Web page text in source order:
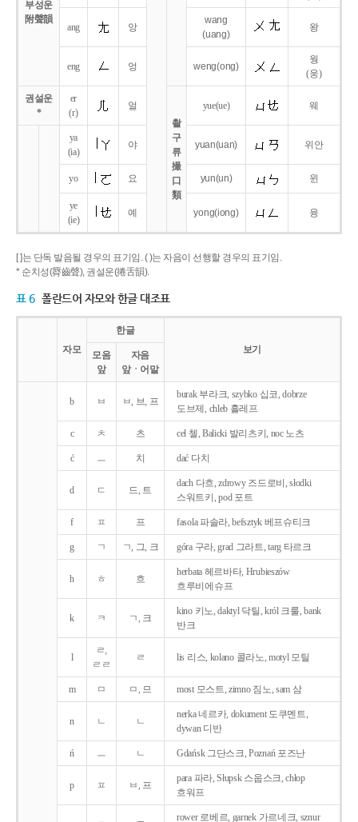
부성운
附聲韻
ang 앙
wang
(uang)
왕
eng 엉 weng(ong)
웡
(웅)
권설운
*
er
(r)
얼
촬
구
류
撮
口
類
yue(ue) 웨
ya
(ia)
야 yuan(uan) 위안
yo 요 yun(un) 윈
ye
(ie)
예 yong(iong) 융
[ ]는 단독 발음될 경우의 표기임. ( )는 자음이 선행할 경우의 표기임.
* 순치성(脣齒聲), 권설운(捲舌韻).
표 6 폴란드어 자모와 한글 대조표
자모
한글
보기
모음
앞
자음
앞ㆍ어말
b ㅂ ㅂ, 브, 프
burak 부라크, szybko 십코, dobrze
도브제, chleb 흘레프
c ㅊ 츠 cel 첼, Balicki 발리츠키, noc 노츠
ć ㅡ 치 dać 다치
d ㄷ 드, 트
dach 다흐, zdrowy 즈드로비, słodki
스워트키, pod 포트
f ㅍ 프 fasola 파솔라, befsztyk 베프슈티크
g ㄱ ㄱ, 그, 크 góra 구라, grad 그라트, targ 타르크
h ㅎ 흐
herbata 헤르바타, Hrubieszów
흐루비에슈프
k ㅋ ㄱ, 크
kino 키노, daktyl 닥틸, król 크룰, bank
반크
l
ㄹ,
ㄹㄹ
ㄹ lis 리스, kolano 콜라노, motyl 모틸
m ㅁ ㅁ, 므 most 모스트, zimno 짐노, sam 삼
n ㄴ ㄴ
nerka 네르카, dokument 도쿠멘트,
dywan 디반
ń ㅡ ㄴ Gdańsk 그단스크, Poznań 포즈난
p ㅍ ㅂ, 프
para 파라, Słupsk 스웁스크, chłop
흐워프
rower 로베르, garnek 가르네크, sznur